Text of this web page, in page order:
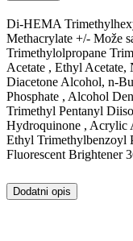
Di-HEMA
Methacrylate +/- Može
Trimethylolpropane
Acetate , Ethyl
Diacetone Alcohol, n-
Phosphate , Alcohol
Trimethyl Pentanyl
Hydroquinone , Acrylic
Ethyl Trimethylbenzoyl
Fluorescent Brightener
Dodatni opis